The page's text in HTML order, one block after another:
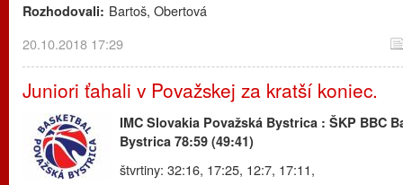
Rozhodovali: Bartoš, Obertová
20.10.2018 17:29
Juniori ťahali v Považskej za kratší koniec.
IMC Slovakia Považská Bystrica : ŠKP BBC
Bystrica 78:59 (49:41)
štvrtiny: 32:16, 17:25, 12:7, 17:11,